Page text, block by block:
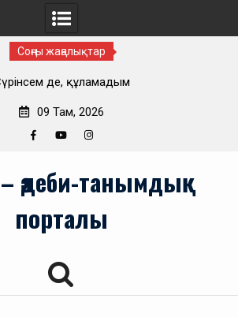
Соңғы жаңалықтар
де, құламадым
09 Там, 2026
әдеби-танымдық
порталы